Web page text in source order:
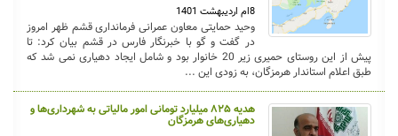
8ام اردیبهشت 1401
وحید حمایتی معاون عمرانی فرمانداری قشم ظهر امروز
در گفت و گو با خبرنگار فارس در قشم بیان کرد: تا
پیش از این روستای حمیری زیر 20 خانوار بود و شامل ایجاد دهیاری نمی شد که
طبق اعلام استاندار هرمزگان، به زودی این ...
هدیه ۸۲۵ میلیارد تومانی امور مالیاتی به شهرداری‌ها و
دهیاری‌های هرمزگان